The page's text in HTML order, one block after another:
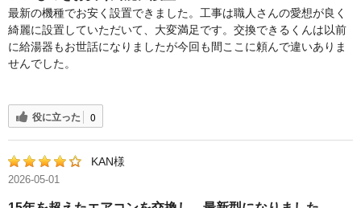
最新の機種でお安く設置できました。工事は職人さんの愛想が良く
綺麗に設置していただいて、大変満足です。交換できるくんは以前
に給湯器もお世話になりましたが今回も間ここに頼んで違いありま
せんでした。
役に立った 0
KAN様
2026-05-01